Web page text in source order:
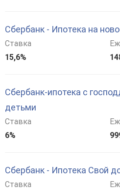
Сбербанк - Ипотека на
Ставка
15,6%
Сбербанк-ипотека с
детьми
Ставка
6%
Сбербанк - Ипотека Свой
Ставка